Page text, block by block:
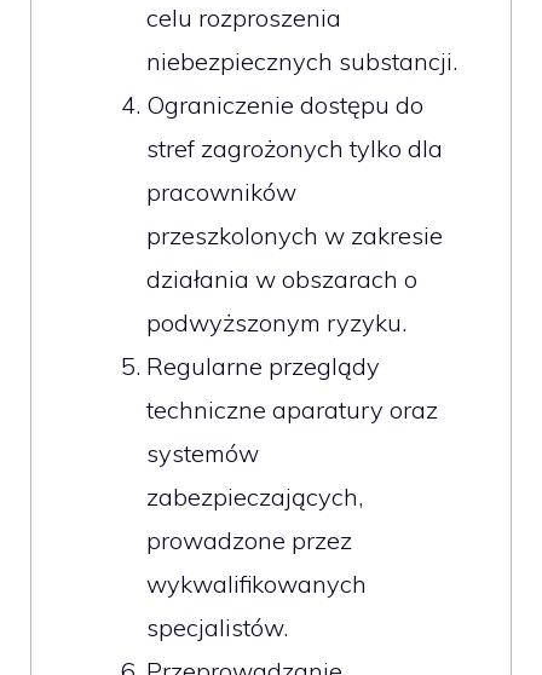
celu rozproszenia
niebezpiecznych substancji.
Ograniczenie dostępu do
stref zagrożonych tylko dla
pracowników
przeszkolonych w zakresie
działania w obszarach o
podwyższonym ryzyku.
Regularne przeglądy
techniczne aparatury oraz
systemów
zabezpieczających,
prowadzone przez
wykwalifikowanych
specjalistów.